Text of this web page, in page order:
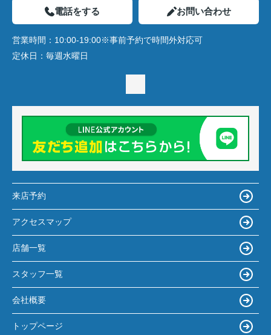
電話をする お問い合わせ
営業時間： 10:00-19:00※事前予約で時間外対応可
定休日： 毎週水曜日
来店予約
アクセスマップ
店舗一覧
スタッフ一覧
会社概要
トップページ